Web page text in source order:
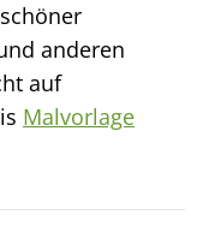
anderen
auf
Malvorlage